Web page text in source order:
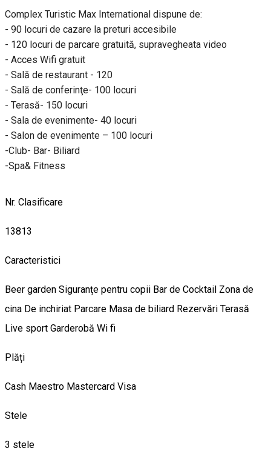
Complex Turistic Max International dispune de:
- 90 locuri de cazare la preturi accesibile
- 120 locuri de parcare gratuită, supravegheata video
- Acces Wifi gratuit
- Sală de restaurant - 120
- Sală de conferinţe- 100 locuri
- Terasă- 150 locuri
- Sala de evenimente- 40 locuri
- Salon de evenimente – 100 locuri
-Club- Bar- Biliard
-Spa& Fitness
Nr. Clasificare
13813
Caracteristici
Beer garden Siguranțe pentru copii Bar de Cocktail Zona de
cina De inchiriat Parcare Masa de biliard Rezervări Terasă
Live sport Garderobă Wi fi
Plăți
Cash Maestro Mastercard Visa
Stele
3 stele